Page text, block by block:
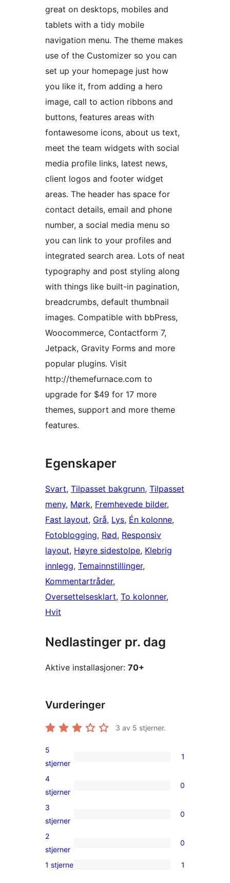
great on desktops, mobiles and
tablets with a tidy mobile
navigation menu. The theme makes
use of the Customizer so you can
set up your homepage just how
you like it, from adding a hero
image, call to action ribbons and
buttons, features areas with
fontawesome icons, about us text,
meet the team widgets with social
media profile links, latest news,
client logos and footer widget
areas. The header has space for
contact details, email and phone
number, a social media menu so
you can link to your profiles and
integrated search area. Lots of neat
typography and post styling along
with things like built-in pagination,
breadcrumbs, default thumbnail
images. Compatible with bbPress,
Woocommerce, Contactform 7,
Jetpack, Gravity Forms and more
popular plugins. Visit
http://themefurnace.com to
upgrade for $49 for 17 more
themes, support and more theme
features.
Egenskaper
Svart, Tilpasset bakgrunn, Tilpasset
meny, Mørk, Fremhevede bilder
Fast layout, Grå, Lys, Én kolonne
Fotoblogging, Rød, Responsiv
layout, Høyre sidestolpe, Klebrig
innlegg, Temainnstillinger
Kommentartråder
Oversettelsesklart, To kolonner
Hvit
Nedlastinger pr. dag
Aktive installasjoner: 70+
Vurderinger
3 av 5 stjerner.
1
5-
star
5
stjerner
1
0
4-
star
4
stjerner
0
0
3-
star
3
stjerner
0
0
2-
2
stjerner
0
1
1 stjerne 1